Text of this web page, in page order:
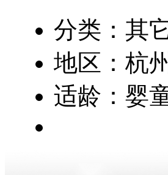
分类：其
地区：杭
适龄：婴